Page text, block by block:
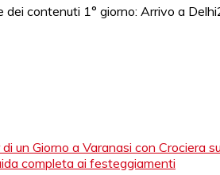
contenuti 1° giorno: Arrivo a
un Giorno a Varanasi con Crociera
completa ai festeggiamenti